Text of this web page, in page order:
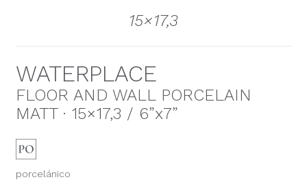
15×17,3
WATERPLACE
FLOOR AND WALL PORCELAIN
MATT · 15×17,3 / 6”x7”
porcelánico